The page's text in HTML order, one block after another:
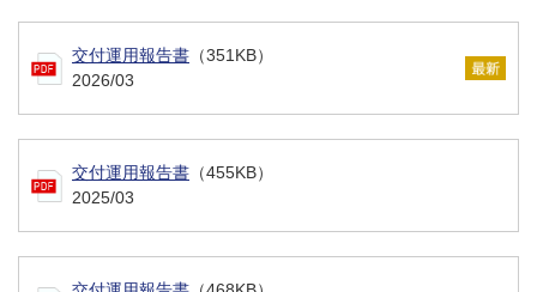
交付運用報告書 （351KB）
2026/03
交付運用報告書 （455KB）
2025/03